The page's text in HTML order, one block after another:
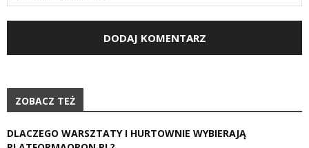
ZOBACZ TEŻ
DLACZEGO WARSZTATY I HURTOWNIE WYBIERAJĄ